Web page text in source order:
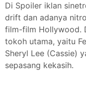
Di Spoiler iklan
drift dan adanya
film-film Hollywood.
tokoh utama, yaitu
Sheryl Lee (Cassie)
sepasang kekasih.